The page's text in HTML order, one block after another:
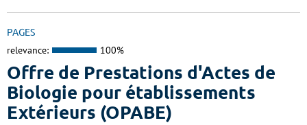
PAGES
relevance: 100%
Offre de Prestations d'Actes de
Biologie pour établissements
Extérieurs (OPABE)